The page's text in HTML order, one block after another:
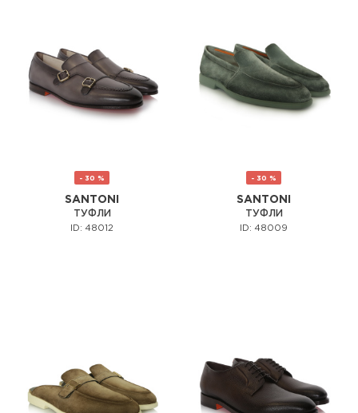
- 30 %
SANTONI
ТУФЛИ
ID: 48012
- 30 %
SANTONI
ТУФЛИ
ID: 48009